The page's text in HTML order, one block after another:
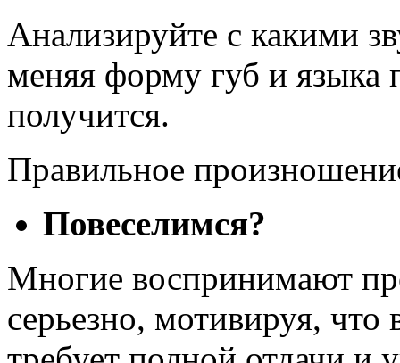
Анализируйте с какими
меняя форму губ и языка
получится.
Правильное
Повеселимся?
Многие воспринимают
серьезно, мотивируя,